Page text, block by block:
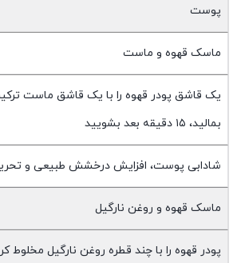
پوست
ماسک قهوه و ماست
یک قاشق پودر قهوه را با یک قاشق ماست
بمالید، ۱۵ دقیقه بعد بشویید
شادابی پوست، افزایش درخشش طبیعی و
ماسک قهوه و روغن نارگیل
پودر قهوه را با چند قطره روغن نارگیل